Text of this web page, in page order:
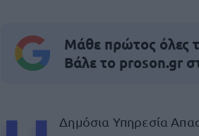
Μάθε πρώτος όλες
Βάλε το proson.gr
Δημόσια Υπηρεσία